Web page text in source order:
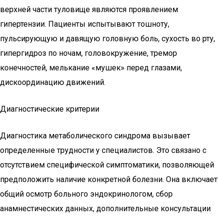
верхней части туловище являются проявлением
гипертензии. Пациенты испытывают тошноту,
пульсирующую и давящую головную боль, сухость во рту,
гипергидроз по ночам, головокружение, тремор
конечностей, мелькание «мушек» перед глазами,
дискоординацию движений.
Диагностические критерии
Диагностика метаболического синдрома вызывает
определенные трудности у специалистов. Это связано с
отсутствием специфической симптоматики, позволяющей
предположить наличие конкретной болезни. Она включает
общий осмотр больного эндокринологом, сбор
анамнестических данных, дополнительные консультации